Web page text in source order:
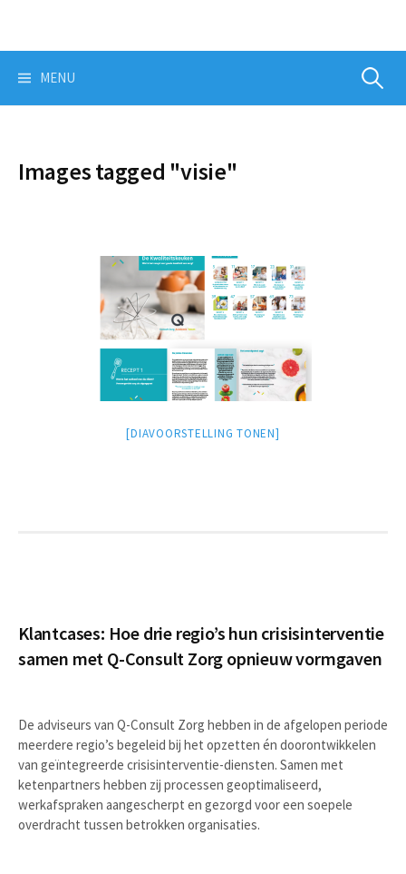
content
MENU Zoeken
Images tagged "visie"
[DIAVOORSTELLING TONEN]
Klantcases: Hoe drie regio’s hun crisisinterventie
samen met Q-Consult Zorg opnieuw vormgaven
De adviseurs van Q-Consult Zorg hebben in de afgelopen periode
meerdere regio’s begeleid bij het opzetten én doorontwikkelen
van geïntegreerde crisisinterventie-diensten. Samen met
ketenpartners hebben zij processen geoptimaliseerd,
werkafspraken aangescherpt en gezorgd voor een soepele
overdracht tussen betrokken organisaties.